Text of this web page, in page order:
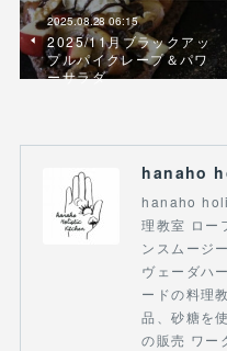
2025.08.28 06:15
2025/11月ブラックアッ
プルパイクレープ＆パワ
ーサラダ
hanaho
hanaho
理教室 ロー
ンスムージ
ヴェーダハ
ードの料理
品、砂糖を
の販売 ワー